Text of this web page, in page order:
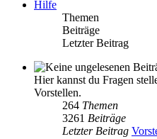
Hilfe
Themen
Beiträge
Letzter Beitrag
Hier kannst du Fragen
Vorstellen.
264 Themen
3261 Beiträge
Letzter Beitrag